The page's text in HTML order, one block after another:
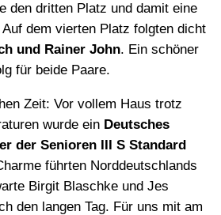
den dritten Platz und damit eine
dem vierten Platz folgten dicht
und Rainer John. Ein schöner
für beide Paare.
Zeit: Vor vollem Haus trotz
wurde ein Deutsches
der Senioren III S Standard
führten Norddeutschlands
Birgit Blaschke und Jes
den langen Tag. Für uns mit am